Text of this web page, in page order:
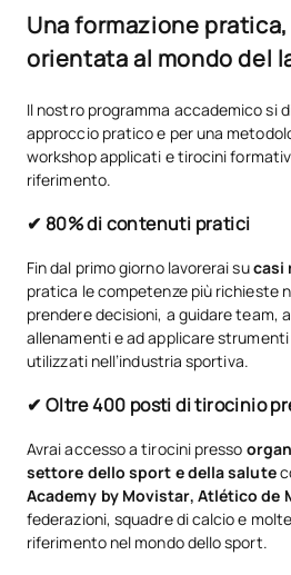
Una formazione
orientata al mondo del
Il nostro programma accademico si
approccio pratico e per una
workshop applicati e tirocini
riferimento.
✔ 80% di contenuti pratici
Fin dal primo giorno lavorerai sucasi
pratica le competenze più richieste
prendere decisioni, a guidare team,
allenamenti e ad applicare
utilizzati nell’industria sportiva.
✔ Oltre 400 posti di tirocinio
Avrai accesso a tirocini presso
settore dello sport e della salute
Academy by Movistar, Atlético de
federazioni, squadre di calcio e
riferimento nel mondo dello sport.